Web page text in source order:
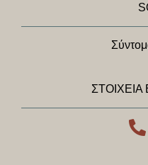
ΣΤΟΙΧΕΙΑ